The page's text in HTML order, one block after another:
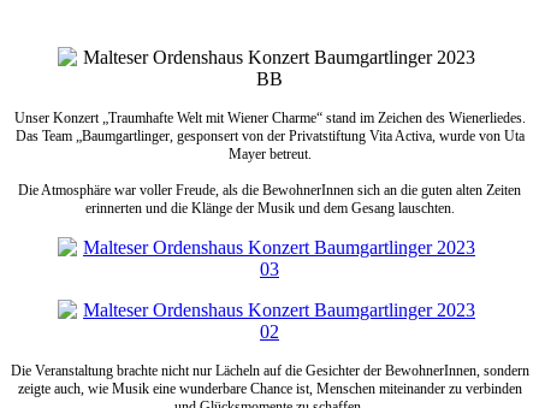
Unser Konzert „Traumhafte Welt mit Wiener Charme“ stand im Zeichen des Wienerliedes.
Das Team „Baumgartlinger, gesponsert von der Privatstiftung Vita Activa, wurde von Uta
Mayer betreut.
Die Atmosphäre war voller Freude, als die BewohnerInnen sich an die guten alten Zeiten
erinnerten und die Klänge der Musik und dem Gesang lauschten.
Die Veranstaltung brachte nicht nur Lächeln auf die Gesichter der BewohnerInnen, sondern
zeigte auch, wie Musik eine wunderbare Chance ist, Menschen miteinander zu verbinden